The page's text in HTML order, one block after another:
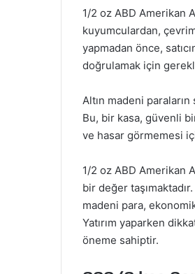
1/2 oz ABD Amerikan
kuyumculardan,
yapmadan önce,
doğrulamak için
Altın madeni
Bu, bir kasa, güvenli
ve hasar görmemesi
1/2 oz ABD Amerikan
bir değer
madeni para,
Yatırım yaparken
öneme sahiptir.